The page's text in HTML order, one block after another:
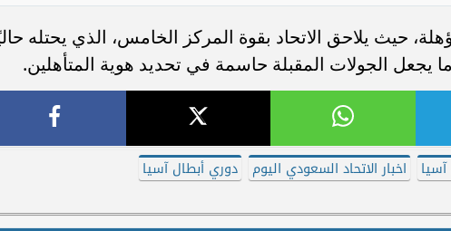
حيث يلاحق الاتحاد بقوة المركز الخامس، الذي يحتله
يجعل الجولات المقبلة حاسمة في تحديد هوية المتأهلين.
اخبار الاتحاد السعودي اليوم
دوري أبطال آسيا